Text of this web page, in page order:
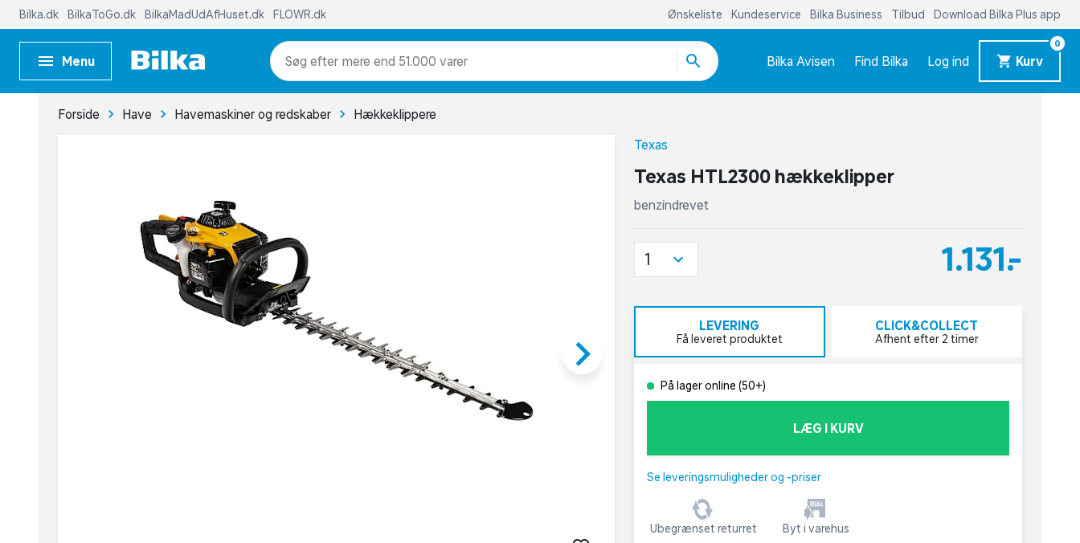
Bilka.dk BilkaToGo.dk BilkaMadUdAfHuset.dk FLOWR.dk Ønskeliste Kundeservice Bilka Business Tilbud Download Bilka Plus app
Menu mere end 51.000 varer Bilka Avisen Find Bilka Log ind Kurv
0
Forside Have Havemaskiner og redskaber Hækkeklippere
keyboard_arrow_right
Texas
Texas HTL2300 hækkeklipper
benzindrevet
1.131,-
1
LEVERING
Få leveret produktet
CLICK&COLLECT
Afhent efter 2 timer
På lager online (50+)
LÆG I KURV
Se leveringsmuligheder og -priser
Ubegrænset returret Byt i varehus